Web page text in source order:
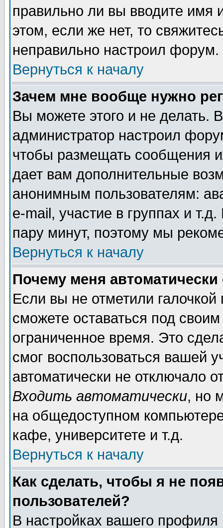
правильно ли вы вводите
этом, если же нет, то
неправильно настроил форум.
Вернуться к началу
Зачем мне вообще нужно
Вы можете этого и не делать.
администратор настроил
чтобы размещать сообщения
дает вам дополнительные
анонимным пользователям:
e-mail, участие в группах и
пару минут, поэтому мы
Вернуться к началу
Почему меня автоматически
Если вы не отметили галочкой
сможете оставаться под
ограниченное время. Это
смог воспользоваться вашей
автоматически не отключало
Входить автоматически, но
на общедоступном
кафе, университете и т.д.
Вернуться к началу
Как сделать, чтобы я не
пользователей?
В настройках вашего